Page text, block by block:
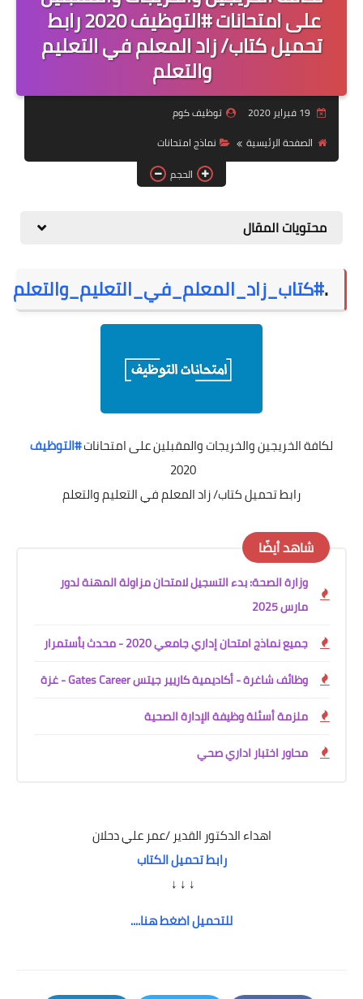
منوعات
نماذج سيرة ذاتية
على امتحانات #التوظيف 2020 ⁦ رابط
تحميل كتاب/ زاد المعلم في التعليم
والتعلم
توظيف كوم
الصفحة الرئيسية
نماذج امتحانات
الحجم
محتويات المقال
.#كتاب_زاد_المعلم_في_التعليم_والتعلم
لكافة الخريجين والخريجات والمقبلين على امتحانات#التوظيف
2020 ⁦
رابط تحميل كتاب/ زاد المعلم في التعليم والتعلم
شاهد أيضًا
وزارة الصحة: بدء التسجيل لامتحان مزاولة المهنة لدور
مارس 2025
جميع نماذج امتحان إداري جامعي 2020 - محدث بأستمرار
وظائف شاغرة - أكاديمية كاريير جيتس Gates Career - غزة
ملزمة أسئلة وظيفة الإدارة الصحية
محاور اختبار اداري صحي
اهداء الدكتور القدير /عمر علي دحلان
رابط تحميل الكتاب
↓ ↓ ↓
للتحميل اضغط هنا....